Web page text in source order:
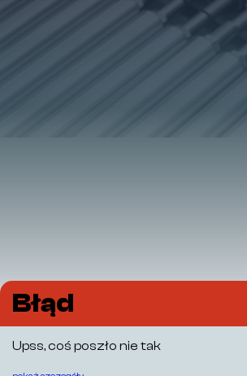
Błąd
Upss, coś poszło nie tak